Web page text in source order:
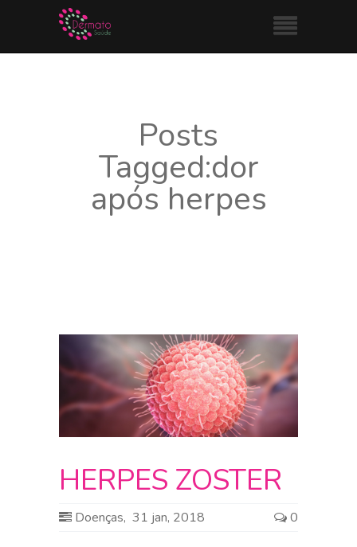
Posts
Tagged:dor
após herpes
HERPES ZOSTER
Doenças, 31 jan, 2018 0